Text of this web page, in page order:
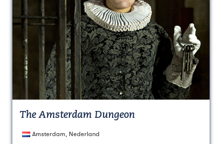
The Amsterdam Dungeon
Amsterdam, Nederland